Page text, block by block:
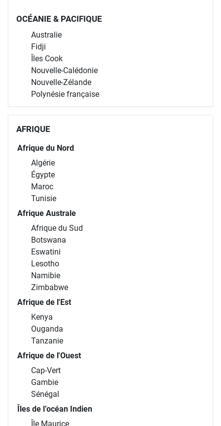
OCÉANIE & PACIFIQUE
Australie
Fidji
Îles Cook
Nouvelle-Calédonie
Nouvelle-Zélande
Polynésie française
AFRIQUE
Afrique du Nord
Algérie
Égypte
Maroc
Tunisie
Afrique Australe
Afrique du Sud
Botswana
Eswatini
Lesotho
Namibie
Zimbabwe
Afrique de l'Est
Kenya
Ouganda
Tanzanie
Afrique de l'Ouest
Cap-Vert
Gambie
Sénégal
Îles de l’océan Indien
Île Maurice